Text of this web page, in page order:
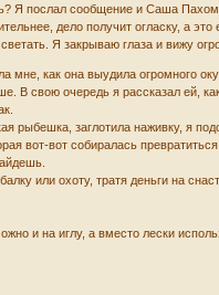
Я послал сообщение и Саша
дело получит огласку, а это
Я закрываю глаза и вижу
мне, как она выудила огромного
В свою очередь я рассказал ей,
рыбешка, заглотила наживку, я
вот-вот собиралась
или охоту, тратя деньги на
и на иглу, а вместо лески